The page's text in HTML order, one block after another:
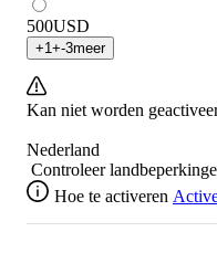
500USD
+1+-3meer
Kan niet worden
Nederland
Controleer
Hoe te activeren